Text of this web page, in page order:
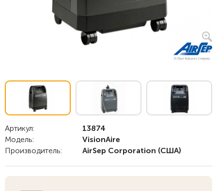
Артикул:
13874
Модель:
VisionAire
Производитель:
AirSep Corporation (США)